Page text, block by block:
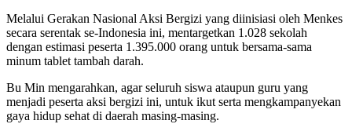
Melalui Gerakan Nasional Aksi Bergizi yang diinisiasi oleh Menkes
secara serentak se-Indonesia ini, mentargetkan 1.028 sekolah
dengan estimasi peserta 1.395.000 orang untuk bersama-sama
minum tablet tambah darah.
Bu Min mengarahkan, agar seluruh siswa ataupun guru yang
menjadi peserta aksi bergizi ini, untuk ikut serta mengkampanyekan
gaya hidup sehat di daerah masing-masing.